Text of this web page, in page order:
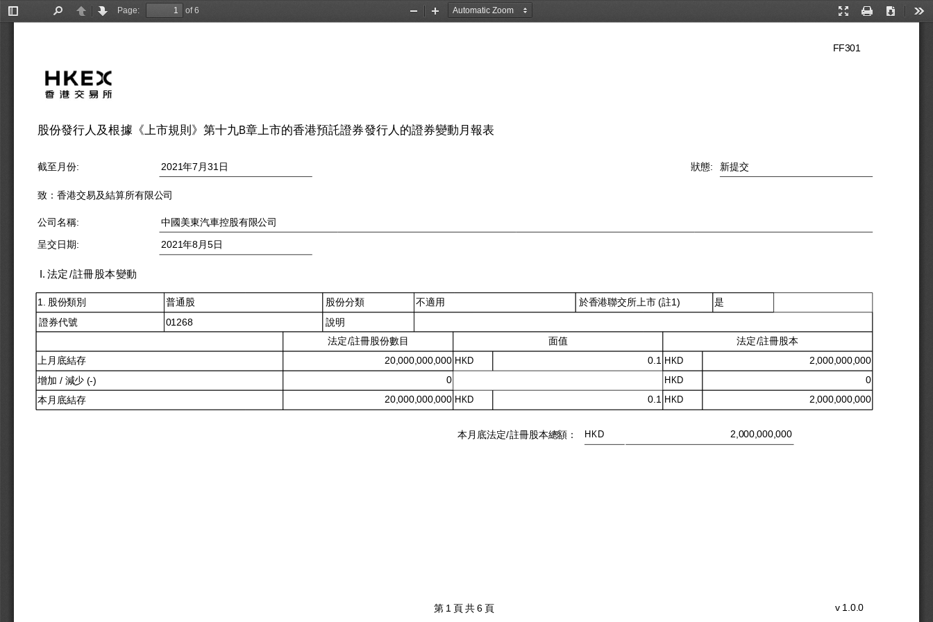
Toggle
PreviousNext
Page:
of 6
Presentation
Print Download
Zoom
Zoom
FF301
v
第 1 頁 共 6 頁 1.0.0
股份發行人及根據《上市規則》第十九B章上市的香港預託證券發行人的證券變動月報表
截至月份: 2021年7月31日 狀態: 新提交
致：香港交易及結算所有限公司
公司名稱: 中國美東汽車控股有限公司
呈交日期: 2021年8月5日
I. 法定/註冊股本變動
1. 股份類別 普通股 股份分類 不適用 於香港聯交所上市 (註1)
是
證券代號
01268
說明
法定/註冊股份數目
面值
法定/註冊股本
上月底結存
20,000,000,000 HKD 0.1 HKD
2,000,000,000
增加 / 減少 (-)
0 HKD
0
本月底結存
20,000,000,000 HKD 0.1 HKD 2,000,000,000
本月底法定/註冊股本總額： HKD 2,000,000,000